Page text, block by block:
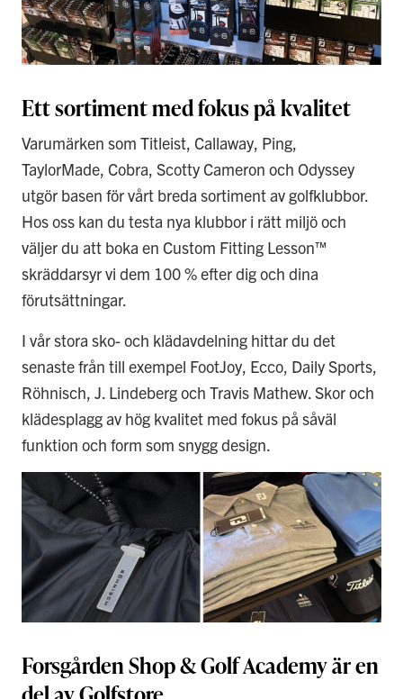
Ett sortiment med fokus på kvalitet
Varumärken som Titleist, Callaway, Ping,
TaylorMade, Cobra, Scotty Cameron och Odyssey
utgör basen för vårt breda sortiment av golfklubbor.
Hos oss kan du testa nya klubbor i rätt miljö och
väljer du att boka en Custom Fitting Lesson™
skräddarsyr vi dem 100 % efter dig och dina
förutsättningar.
I vår stora sko- och klädavdelning hittar du det
senaste från till exempel FootJoy, Ecco, Daily Sports,
Röhnisch, J. Lindeberg och Travis Mathew. Skor och
klädesplagg av hög kvalitet med fokus på såväl
funktion och form som snygg design.
Forsgården Shop & Golf Academy är en